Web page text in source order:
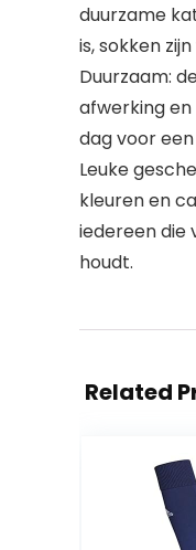
duurzame
is, sokken
Duurzaam:
afwerking
dag voor
Leuke
kleuren en
iedereen die
houdt.
Related